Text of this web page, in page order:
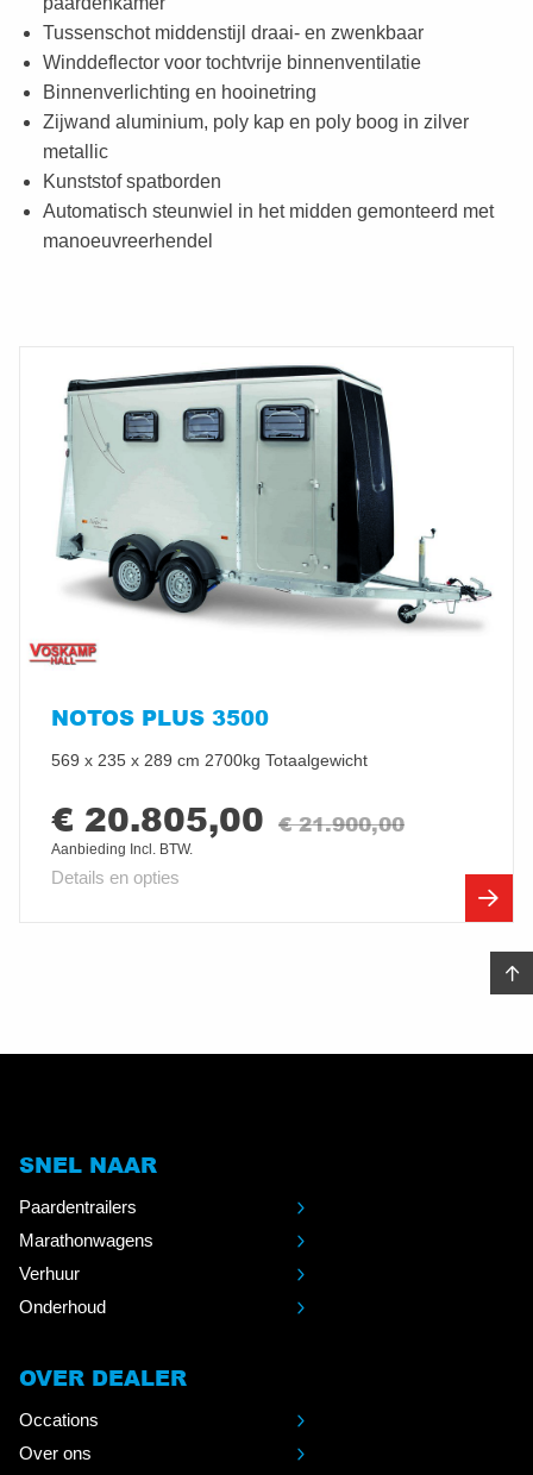
Tussenschot middenstijl draai- en zwenkbaar
Winddeflector voor tochtvrije binnenventilatie
Binnenverlichting en hooinetring
Zijwand aluminium, poly kap en poly boog in zilver
metallic
Kunststof spatborden
Automatisch steunwiel in het midden gemonteerd met
manoeuvreerhendel
NOTOS PLUS 3500
569 x 235 x 289 cm 2700kg Totaalgewicht
€ 20.805,00 € 21.900,00
Aanbieding Incl. BTW.
Details en opties
SNEL NAAR
Paardentrailers
Marathonwagens
Verhuur
Onderhoud
OVER DEALER
Occations
Over ons